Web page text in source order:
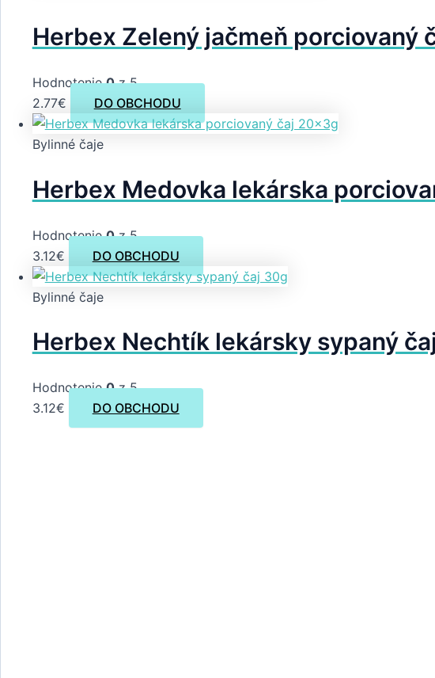
Herbex Zelený jačmeň porciovaný
Hodnotenie0z 5
2.77€ DO OBCHODU
Bylinné čaje
Herbex Medovka lekárska
Hodnotenie0z 5
3.12€ DO OBCHODU
Bylinné čaje
Herbex Nechtík lekársky sypaný
Hodnotenie0z 5
3.12€ DO OBCHODU